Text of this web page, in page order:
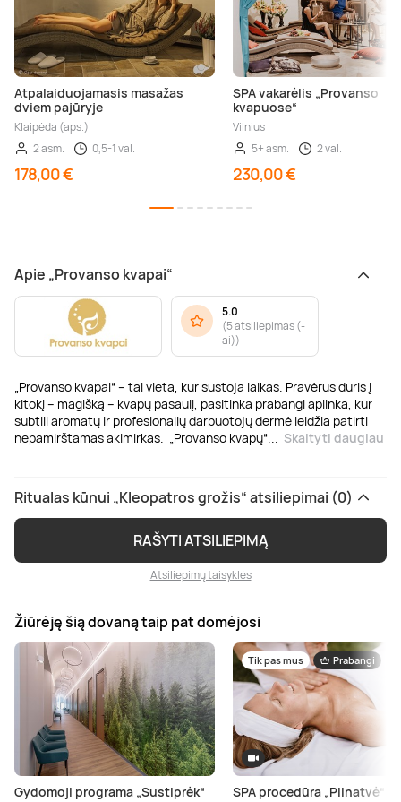
Atpalaiduojamasis masažas
dviem pajūryje
Klaipėda (aps.)
2 asm.
0,5-1 val.
178,00 €
SPA vakarėlis „Provanso
kvapuose“
Vilnius
5+ asm.
2 val.
230,00 €
Apie „Provanso kvapai“
„Provanso kvapai“ – tai vieta, kur sustoja laikas. Pravėrus duris į
kitokį – magišką – kvapų pasaulį, pasitinka prabangi aplinka, kur
subtili aromatų ir profesionalių darbuotojų dermė leidžia patirti
nepamirštamas akimirkas. „Provanso kvapų“
Skaityti daugiau
5.0
(5 atsiliepimas (-
ai))
Ritualas kūnui „Kleopatros grožis“ atsiliepimai (0)
RAŠYTI ATSILIEPIMĄ
Atsiliepimų taisyklės
Žiūrėję šią dovaną taip pat domėjosi
Gydomoji programa „Sustiprėk“
Tik pas mus Prabangi
SPA procedūra „Pilnatvė“